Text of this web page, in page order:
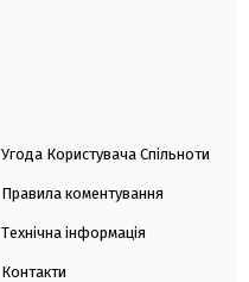
Угода Користувача Спільноти
Правила коментування
Технічна інформація
Контакти